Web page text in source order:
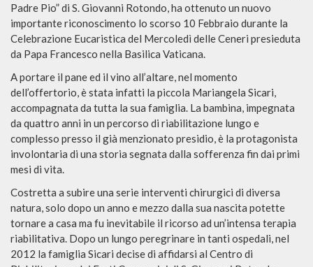
Padre Pio” di S. Giovanni Rotondo, ha ottenuto un nuovo
importante riconoscimento lo scorso 10 Febbraio durante la
Celebrazione Eucaristica del Mercoledì delle Ceneri presieduta
da Papa Francesco nella Basilica Vaticana.
A portare il pane ed il vino all’altare, nel momento
dell’offertorio, è stata infatti la piccola Mariangela Sicari,
accompagnata da tutta la sua famiglia. La bambina, impegnata
da quattro anni in un percorso di riabilitazione lungo e
complesso presso il già menzionato presidio, è la protagonista
involontaria di una storia segnata dalla sofferenza fin dai primi
mesi di vita.
Costretta a subire una serie interventi chirurgici di diversa
natura, solo dopo un anno e mezzo dalla sua nascita potette
tornare a casa ma fu inevitabile il ricorso ad un’intensa terapia
riabilitativa. Dopo un lungo peregrinare in tanti ospedali, nel
2012 la famiglia Sicari decise di affidarsi al Centro di